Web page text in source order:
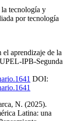
tecnología y
por tecnología
aprendizaje de la
IPB-Segunda
DOI:
N. (2025).
Latina: una